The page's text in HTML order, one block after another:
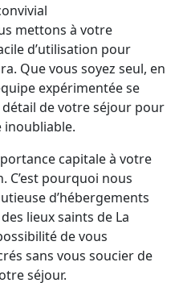
mettons à votre
d’utilisation pour
Que vous soyez seul, en
expérimentée se
de votre séjour pour
inoubliable.
capitale à votre
C’est pourquoi nous
d’hébergements
lieux saints de La
de vous
sans vous soucier de
séjour.